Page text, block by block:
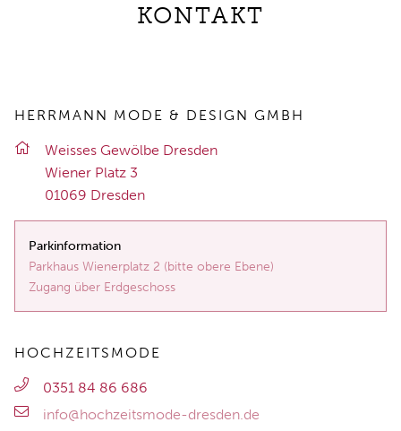
KONTAKT
HERRMANN MODE & DESIGN GMBH
Weis­ses Ge­wöl­be Dres­den
Wie­ner Platz 3
01069 Dres­den
Parkinformation
Parkhaus Wienerplatz 2 (bitte obere Ebene)
Zugang über Erdgeschoss
HOCHZEITSMODE
0351 84 86 686
info@hochzeitsmode-dresden.de